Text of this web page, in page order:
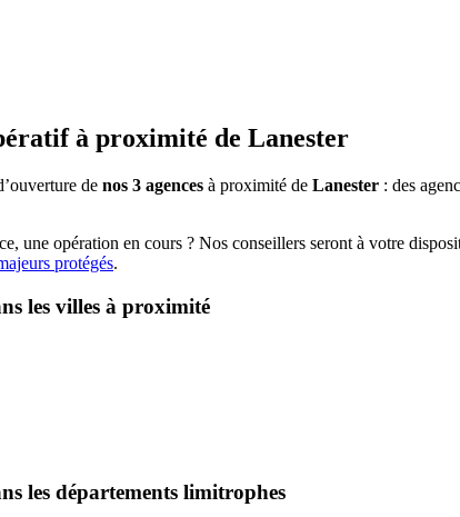
à proximité de Lanester
de nos 3 agences à proximité de Lanester : des
une opération en cours ? Nos conseillers seront à votre
protégés.
les villes à proximité
les départements limitrophes